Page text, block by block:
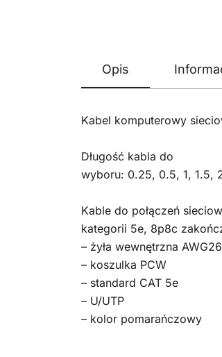
Opis
Kabel komputerowy
Długość kabla do
wyboru: 0.25, 0.5, 1, 1.5,
Kable do połączeń
kategorii 5e, 8p8c
– żyła wewnętrzna AWG26
– koszulka PCW
– standard CAT 5e
– U/UTP
– kolor pomarańczowy